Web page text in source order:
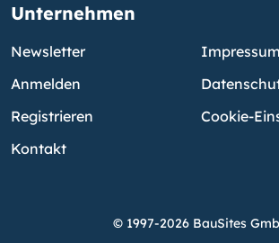
Unternehmen
Newsletter
Anmelden
Registrieren
Kontakt
Impressum
Cookie-
© 1997-2026 BauSites